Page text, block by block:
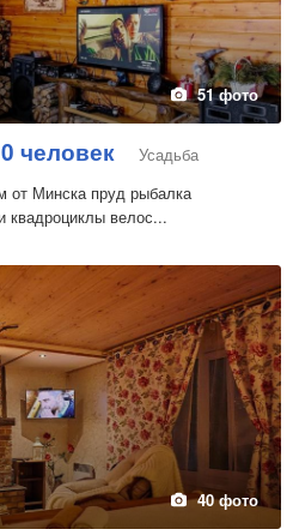
51 фото
человек
Усадьба
от Минска пруд рыбалка
квадроциклы велос...
40 фото